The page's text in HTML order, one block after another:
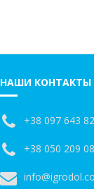
НАШИ КОНТАКТЫ
+38 097 643
+38 050 209